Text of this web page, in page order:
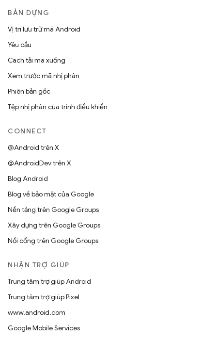
BẢN DỰNG
Vị trí lưu trữ mã Android
Yêu cầu
Cách tải mã xuống
Xem trước mã nhị phân
Phiên bản gốc
Tệp nhị phân của trình điều khiển
CONNECT
@Android trên X
@AndroidDev trên X
Blog Android
Blog về bảo mật của Google
Nền tảng trên Google Groups
Xây dựng trên Google Groups
Nối cổng trên Google Groups
NHẬN TRỢ GIÚP
Trung tâm trợ giúp Android
Trung tâm trợ giúp Pixel
www.android.com
Google Mobile Services